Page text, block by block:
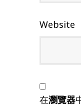
Website
在瀏覽器